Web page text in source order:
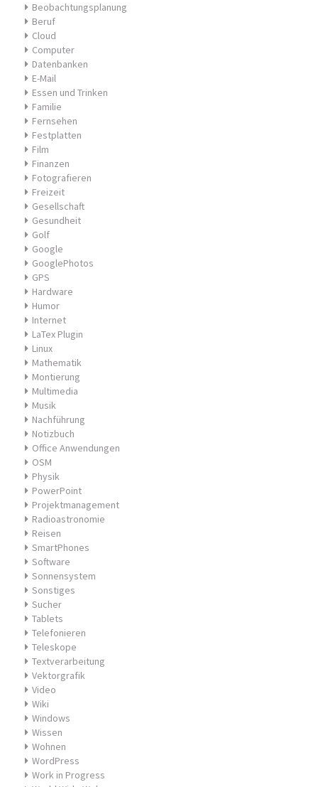
Beobachtungsplanung
Beruf
Cloud
Computer
Datenbanken
E-Mail
Essen und Trinken
Familie
Fernsehen
Festplatten
Film
Finanzen
Fotografieren
Freizeit
Gesellschaft
Gesundheit
Golf
Google
GooglePhotos
GPS
Hardware
Humor
Internet
LaTex Plugin
Linux
Mathematik
Montierung
Multimedia
Musik
Nachführung
Notizbuch
Office Anwendungen
OSM
Physik
PowerPoint
Projektmanagement
Radioastronomie
Reisen
SmartPhones
Software
Sonnensystem
Sonstiges
Sucher
Tablets
Telefonieren
Teleskope
Textverarbeitung
Vektorgrafik
Video
Wiki
Windows
Wissen
Wohnen
WordPress
Work in Progress